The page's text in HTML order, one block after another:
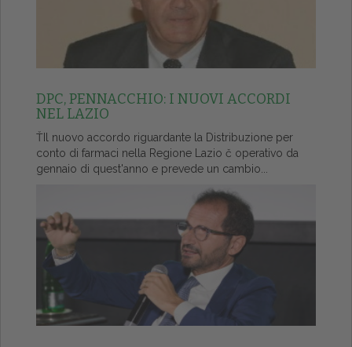
DPC, PENNACCHIO: I NUOVI ACCORDI
NEL LAZIO
ŤIl nuovo accordo riguardante la Distribuzione per
conto di farmaci nella Regione Lazio č operativo da
gennaio di quest'anno e prevede un cambio...